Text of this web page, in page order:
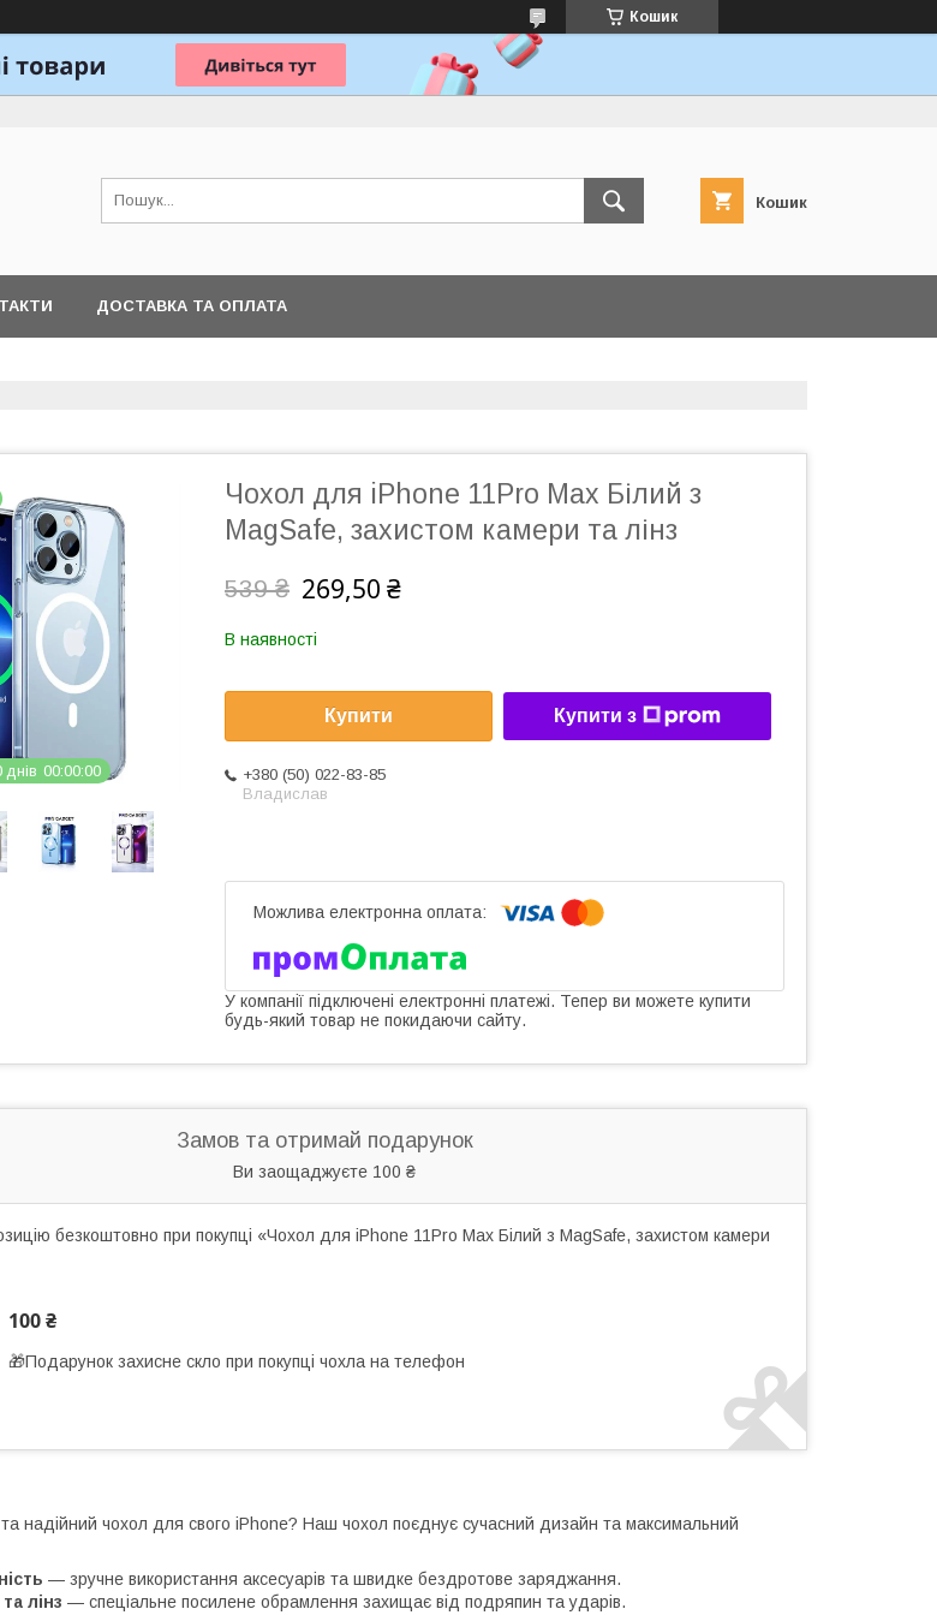
Кошик
Кошик
ДОСТАВКА ТА ОПЛАТА
днів 00 00 00
Чохол для iPhone 11Pro Max Білий з
MagSafe, захистом камери та лінз
539 ₴ 269,50 ₴
В наявності
Купити Купити з
+380 (50) 022-83-85
Владислав
У компанії підключені електронні платежі. Тепер ви можете купити
будь-який товар не покидаючи сайту.
Замов та отримай подарунок
Ви заощаджуєте 100 ₴
безкоштовно при покупці «Чохол для iPhone 11Pro Max Білий з MagSafe, захистом камери
100 ₴
🎁Подарунок захисне скло при покупці чохла на телефон
надійний чохол для свого iPhone? Наш чохол поєднує сучасний дизайн та максимальний
— зручне використання аксесуарів та швидке бездротове заряджання.
лінз — спеціальне посилене обрамлення захищає від подряпин та ударів.